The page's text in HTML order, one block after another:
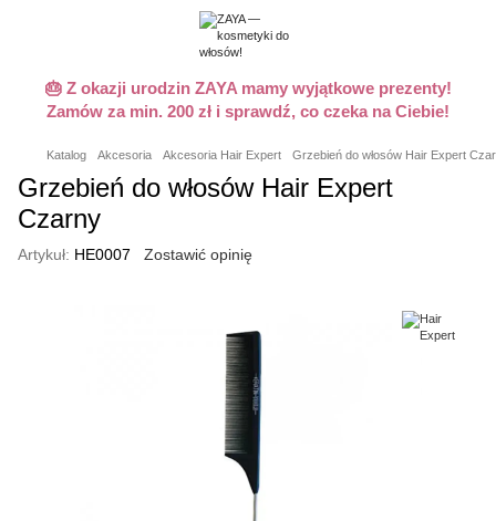
🎂 Z okazji urodzin ZAYA mamy wyjątkowe prezenty!
Zamów za min. 200 zł i sprawdź, co czeka na Ciebie!
Katalog Akcesoria Akcesoria Hair Expert Grzebień do włosów Hair Expert
Grzebień do włosów Hair Expert
Czarny
Artykuł: HE0007 Zostawić opinię